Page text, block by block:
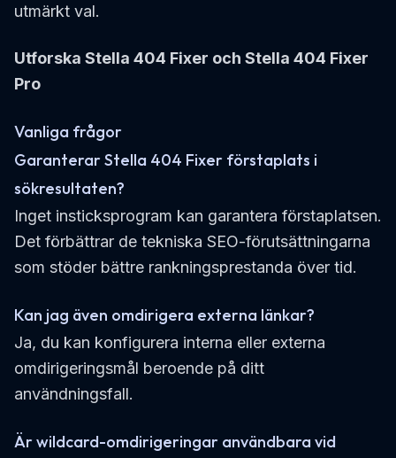
utmärkt val.
Utforska Stella 404 Fixer och Stella 404 Fixer
Pro
Vanliga frågor
Garanterar Stella 404 Fixer förstaplats i
sökresultaten?
Inget insticksprogram kan garantera förstaplatsen.
Det förbättrar de tekniska SEO-förutsättningarna
som stöder bättre rankningsprestanda över tid.
Kan jag även omdirigera externa länkar?
Ja, du kan konfigurera interna eller externa
omdirigeringsmål beroende på ditt
användningsfall.
Är wildcard-omdirigeringar användbara vid